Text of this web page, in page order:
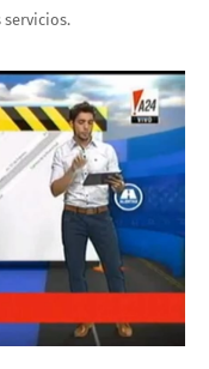
servicios.